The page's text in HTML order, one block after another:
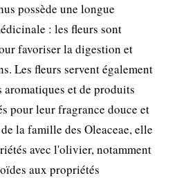
possède une longue
: les fleurs sont
favoriser la digestion et
Les fleurs servent également
et de produits
pour leur fragrance douce et
la famille des Oleaceae, elle
avec l'olivier, notamment
aux propriétés